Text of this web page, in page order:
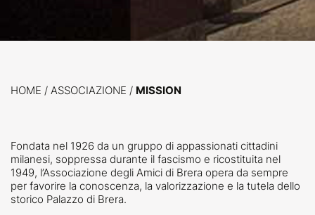
HOME / ASSOCIAZIONE / MISSION
Fondata nel 1926 da un gruppo di appassionati cittadini
milanesi, soppressa durante il fascismo e ricostituita nel
1949, l’Associazione degli Amici di Brera opera da sempre
per favorire la conoscenza, la valorizzazione e la tutela dello
storico Palazzo di Brera.